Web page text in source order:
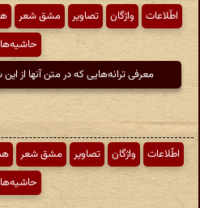
اطّلاعات واژگان تصاویر مشق شعر
حاشیه‌ها
معرفی ترانه‌هایی که در متن آنها از
اطّلاعات واژگان تصاویر مشق شعر
حاشیه‌ها